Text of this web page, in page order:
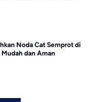
Noda Cat Semprot di
dan Aman